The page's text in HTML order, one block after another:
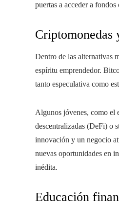
puertas a acceder a
Criptomonedas
Dentro de las alternativas
espíritu emprendedor.
tanto especulativa como
Algunos jóvenes, como el
descentralizadas (DeFi) o
innovación y un negocio
nuevas oportunidades en
inédita.
Educación